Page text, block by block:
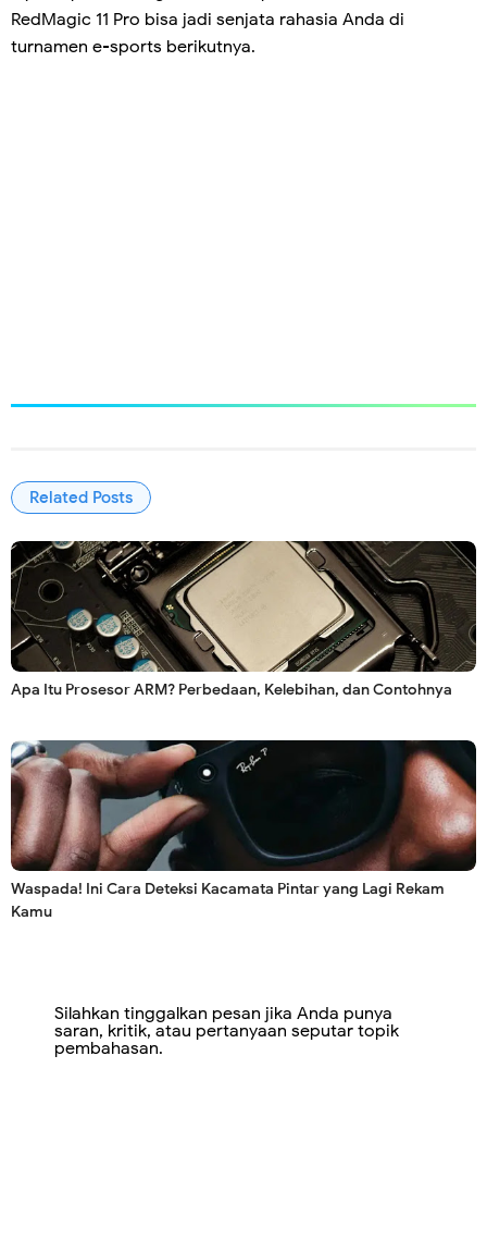
RedMagic 11 Pro bisa jadi senjata rahasia Anda di
turnamen e-sports berikutnya.
Related Posts
Apa Itu Prosesor ARM? Perbedaan, Kelebihan, dan Contohnya
Waspada! Ini Cara Deteksi Kacamata Pintar yang Lagi Rekam
Kamu
Silahkan tinggalkan pesan jika Anda punya
saran, kritik, atau pertanyaan seputar topik
pembahasan.